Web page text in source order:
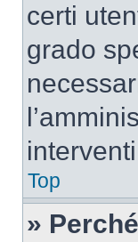
certi
grado
Top
»